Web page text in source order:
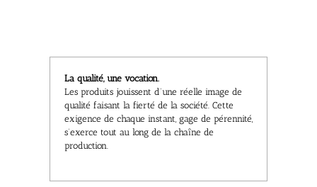
La qualité, une vocation.
Les produits jouissent d’une réelle image de
qualité faisant la fierté de la société. Cette
exigence de chaque instant, gage de pérennité,
s’exerce tout au long de la chaîne de
production.